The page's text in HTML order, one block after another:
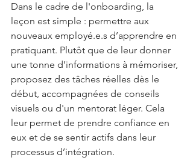
Dans le cadre de l'onboarding, la
leçon est simple : permettre aux
nouveaux employé.e.s d’apprendre en
pratiquant. Plutôt que de leur donner
une tonne d’informations à mémoriser,
proposez des tâches réelles dès le
début, accompagnées de conseils
visuels ou d'un mentorat léger. Cela
leur permet de prendre confiance en
eux et de se sentir actifs dans leur
processus d’intégration.